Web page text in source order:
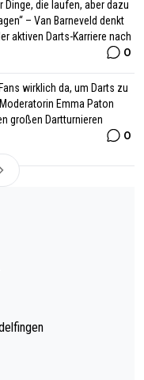
Dinge, die laufen, aber dazu
– Van Barneveld denkt
aktiven Darts-Karriere nach
0
wirklich da, um Darts zu
Emma Paton
großen Dartturnieren
0